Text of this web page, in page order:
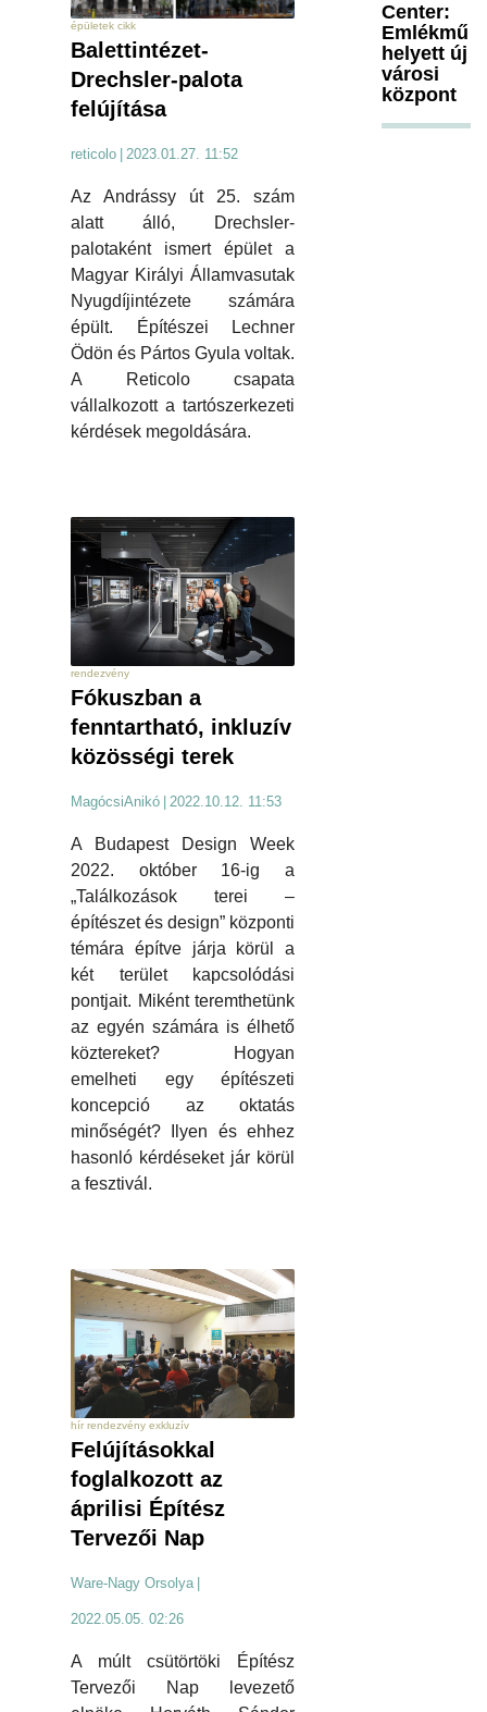
épületek cikk
Balettintézet-
Drechsler-palota
felújítása
reticolo 2023.01.27. 11:52
Az Andrássy út 25. szám
alatt álló, Drechsler-
palotaként ismert épület a
Magyar Királyi Államvasutak
Nyugdíjintézete számára
épült. Építészei Lechner
Ödön és Pártos Gyula voltak.
A Reticolo csapata
vállalkozott a tartószerkezeti
kérdések megoldására.
rendezvény
Fókuszban a
fenntartható, inkluzív
közösségi terek
MagócsiAnikó 2022.10.12. 11:53
A Budapest Design Week
2022. október 16-ig a
„Találkozások terei –
építészet és design” központi
témára építve járja körül a
két terület kapcsolódási
pontjait. Miként teremthetünk
az egyén számára is élhető
köztereket? Hogyan
emelheti egy építészeti
koncepció az oktatás
minőségét? Ilyen és ehhez
hasonló kérdéseket jár körül
a fesztivál.
hír rendezvény exkluzív
Felújításokkal
foglalkozott az
áprilisi Építész
Tervezői Nap
Ware-Nagy Orsolya
2022.05.05. 02:26
A múlt csütörtöki Építész
Tervezői Nap levezető
Center:
Emlékmű
helyett új
városi
központ